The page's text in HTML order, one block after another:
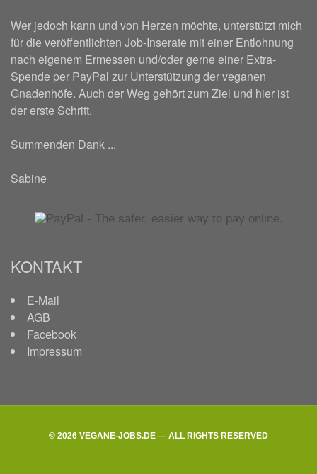
Wer jedoch kann und von Herzen möchte, unterstützt mich
für die veröffentlichten Job-Inserate mit einer Entlohnung
nach eigenem Ermessen und/oder gerne einer Extra-
Spende per PayPal zur Unterstützung der veganen
Gnadenhöfe. Auch der Weg gehört zum Ziel und hier ist
der erste Schritt.
Summenden Dank ...
Sabine
KONTAKT
E-Mail
AGB
Facebook
Impressum
© 2026 VEGANE-JOBS.DE — ALL RIGHTS RESERVED